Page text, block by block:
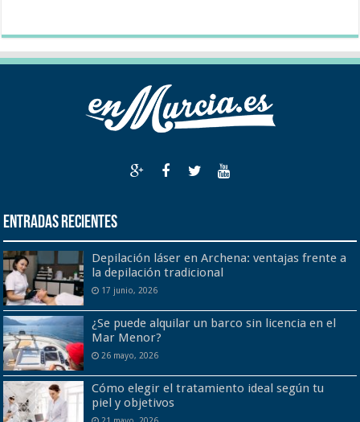
Entradas recientes
Depilación láser en Archena: ventajas frente a
la depilación tradicional
17 junio, 2026
¿Se puede alquilar un barco sin licencia en el
Mar Menor?
26 mayo, 2026
Cómo elegir el tratamiento ideal según tu
piel y objetivos